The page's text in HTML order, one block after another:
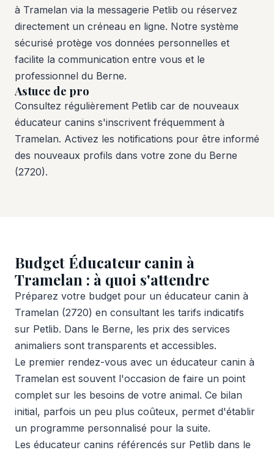
à Tramelan via la messagerie Petlib ou réservez
directement un créneau en ligne. Notre système
sécurisé protège vos données personnelles et
facilite la communication entre vous et le
professionnel du Berne.
Astuce de pro
Consultez régulièrement Petlib car de nouveaux
éducateur canins s'inscrivent fréquemment à
Tramelan. Activez les notifications pour être informé
des nouveaux profils dans votre zone du Berne
(2720).
Budget Éducateur canin à
Tramelan : à quoi s'attendre
Préparez votre budget pour un éducateur canin à
Tramelan (2720) en consultant les tarifs indicatifs
sur Petlib. Dans le Berne, les prix des services
animaliers sont transparents et accessibles.
Le premier rendez-vous avec un éducateur canin à
Tramelan est souvent l'occasion de faire un point
complet sur les besoins de votre animal. Ce bilan
initial, parfois un peu plus coûteux, permet d'établir
un programme personnalisé pour la suite.
Les éducateur canins référencés sur Petlib dans le